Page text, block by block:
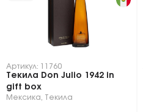
Артикул: 11760
Текила Don Julio 1942 in
gift box
Мексика Текила